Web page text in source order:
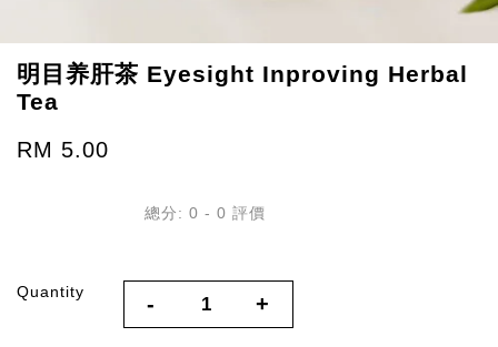
明目养肝茶 Eyesight Inproving Herbal
Tea
RM 5.00
總分: 0 - 0 評價
Quantity - +